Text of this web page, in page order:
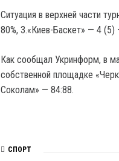
Ситуация в верхней части
80%, 3.«Киев-Баскет» — 4
Как сообщал Укринформ, в
собственной площадке
Соколам» — 84:88.
СПОРТ